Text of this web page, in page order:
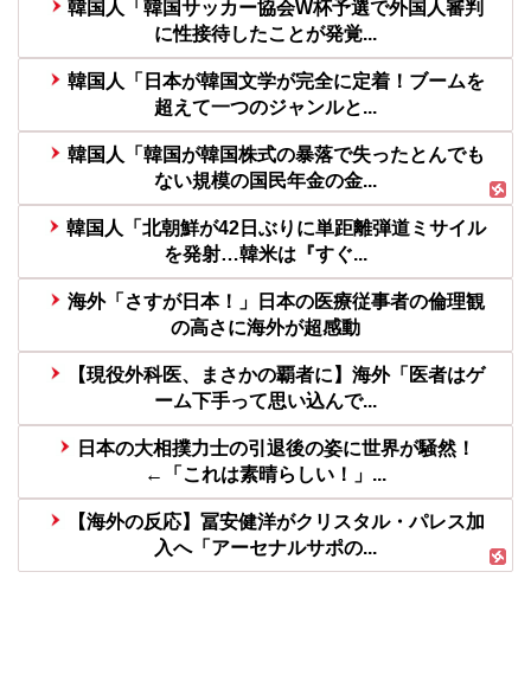
韓国人「韓国サッカー協会W杯予選で外国人審判
に性接待したことが発覚...
韓国人「日本が韓国文学が完全に定着！ブームを
超えて一つのジャンルと...
韓国人「韓国が韓国株式の暴落で失ったとんでも
ない規模の国民年金の金...
韓国人「北朝鮮が42日ぶりに単距離弾道ミサイル
を発射…韓米は『すぐ...
海外「さすが日本！」日本の医療従事者の倫理観
の高さに海外が超感動
【現役外科医、まさかの覇者に】海外「医者はゲ
ーム下手って思い込んで...
日本の大相撲力士の引退後の姿に世界が騒然！
←「これは素晴らしい！」...
【海外の反応】冨安健洋がクリスタル・パレス加
入へ「アーセナルサポの...